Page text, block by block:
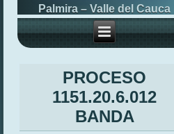
Palmira – Valle del Cauca
PROCESO
1151.20.6.012
BANDA